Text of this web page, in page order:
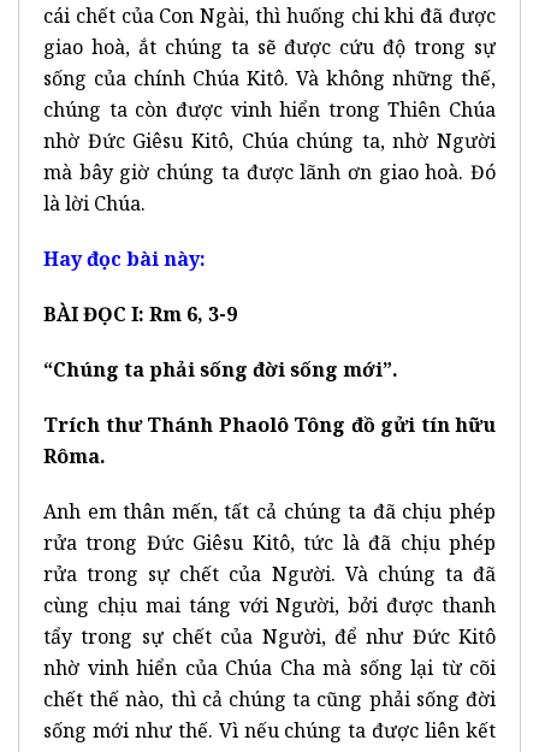
cái chết của Con Ngài, thì huống chi khi đã được
giao hoà, ắt chúng ta sẽ được cứu độ trong sự
sống của chính Chúa Kitô. Và không những thế,
chúng ta còn được vinh hiển trong Thiên Chúa
nhờ Đức Giêsu Kitô, Chúa chúng ta, nhờ Người
mà bây giờ chúng ta được lãnh ơn giao hoà. Đó
là lời Chúa.
Hay đọc bài này:
BÀI ĐỌC I: Rm 6, 3-9
“Chúng ta phải sống đời sống mới”.
Trích thư Thánh Phaolô Tông đồ gửi tín hữu
Rôma.
Anh em thân mến, tất cả chúng ta đã chịu phép
rửa trong Đức Giêsu Kitô, tức là đã chịu phép
rửa trong sự chết của Người. Và chúng ta đã
cùng chịu mai táng với Người, bởi được thanh
tẩy trong sự chết của Người, để như Đức Kitô
nhờ vinh hiển của Chúa Cha mà sống lại từ cõi
chết thế nào, thì cả chúng ta cũng phải sống đời
sống mới như thế. Vì nếu chúng ta được liên kết